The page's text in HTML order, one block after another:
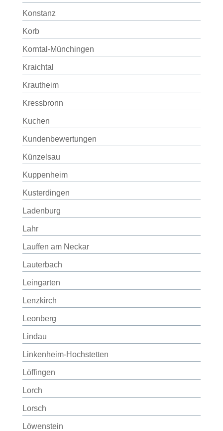
Konstanz
Korb
Korntal-Münchingen
Kraichtal
Krautheim
Kressbronn
Kuchen
Kundenbewertungen
Künzelsau
Kuppenheim
Kusterdingen
Ladenburg
Lahr
Lauffen am Neckar
Lauterbach
Leingarten
Lenzkirch
Leonberg
Lindau
Linkenheim-Hochstetten
Löffingen
Lorch
Lorsch
Löwenstein